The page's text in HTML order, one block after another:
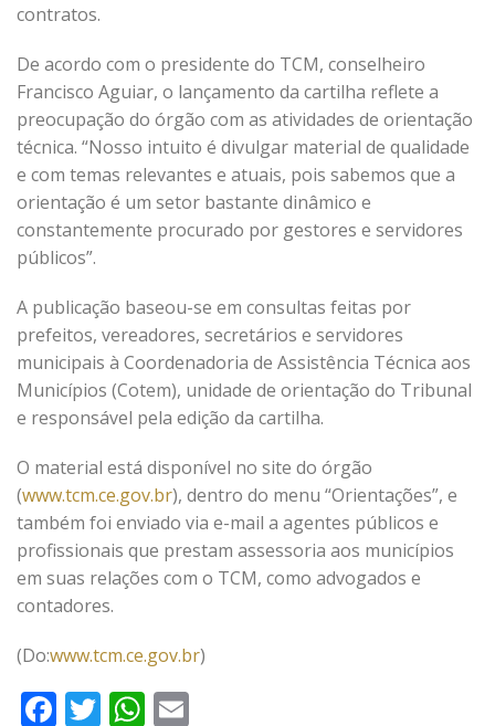
contratos.
De acordo com o presidente do TCM, conselheiro
Francisco Aguiar, o lançamento da cartilha reflete a
preocupação do órgão com as atividades de orientação
técnica. “Nosso intuito é divulgar material de qualidade
e com temas relevantes e atuais, pois sabemos que a
orientação é um setor bastante dinâmico e
constantemente procurado por gestores e servidores
públicos”.
A publicação baseou-se em consultas feitas por
prefeitos, vereadores, secretários e servidores
municipais à Coordenadoria de Assistência Técnica aos
Municípios (Cotem), unidade de orientação do Tribunal
e responsável pela edição da cartilha.
O material está disponível no site do órgão
(www.tcm.ce.gov.br), dentro do menu “Orientações”, e
também foi enviado via e-mail a agentes públicos e
profissionais que prestam assessoria aos municípios
em suas relações com o TCM, como advogados e
contadores.
(Do:www.tcm.ce.gov.br)
Facebook
TwitterWhatsApp